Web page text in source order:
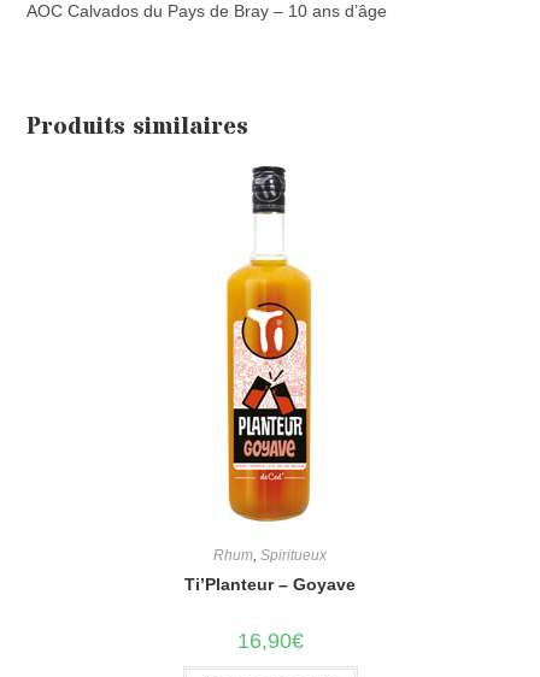
AOC Calvados du Pays de Bray – 10 ans d’âge
Produits similaires
Rhum, Spiritueux
Ti’Planteur – Goyave
16,90€